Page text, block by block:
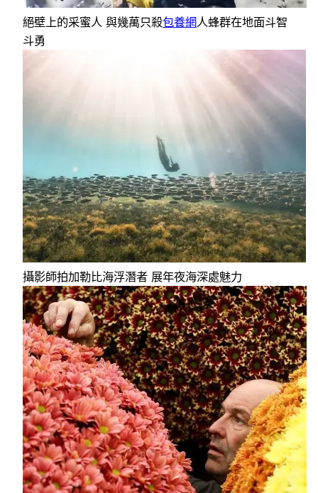
絕壁上的采蜜人 與幾萬只殺包養網人蜂群在地面斗智
斗勇
攝影師拍加勒比海浮潛者 展年夜海深處魅力